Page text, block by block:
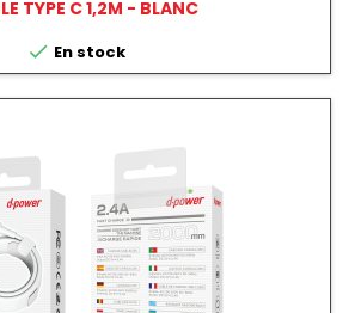
TYPE C 1,2M - BLANC
 En stock